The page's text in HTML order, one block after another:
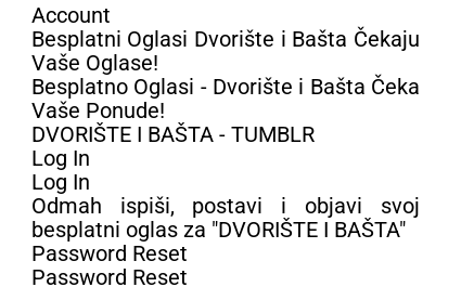
Account
Besplatni Oglasi Dvorište i Bašta Čekaju
Vaše Oglase!
Besplatno Oglasi - Dvorište i Bašta Čeka
Vaše Ponude!
DVORIŠTE I BAŠTA - TUMBLR
Log In
Log In
Odmah ispiši, postavi i objavi svoj
besplatni oglas za "DVORIŠTE I BAŠTA"
Password Reset
Password Reset